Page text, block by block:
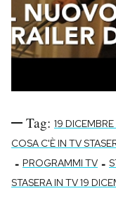
Tag: 19
COSA C'È IN TV
- PROGRAMMI TV -
STASERA IN TV 19